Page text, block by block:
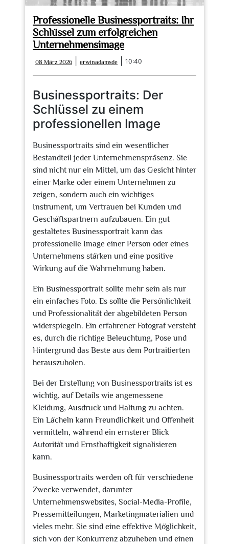
Professionelle Businessportraits: Ihr
Schlüssel zum erfolgreichen
Unternehmensimage
08 März 2026
März
2026
erwinadamsde erwinadamsde
10:40
Businessportraits: Der
Schlüssel zu einem
professionellen Image
Businessportraits sind ein wesentlicher
Bestandteil jeder Unternehmenspräsenz. Sie
sind nicht nur ein Mittel, um das Gesicht hinter
einer Marke oder einem Unternehmen zu
zeigen, sondern auch ein wichtiges
Instrument, um Vertrauen bei Kunden und
Geschäftspartnern aufzubauen. Ein gut
gestaltetes Businessportrait kann das
professionelle Image einer Person oder eines
Unternehmens stärken und eine positive
Wirkung auf die Wahrnehmung haben.
Ein Businessportrait sollte mehr sein als nur
ein einfaches Foto. Es sollte die Persönlichkeit
und Professionalität der abgebildeten Person
widerspiegeln. Ein erfahrener Fotograf versteht
es, durch die richtige Beleuchtung, Pose und
Hintergrund das Beste aus dem Portraitierten
herauszuholen.
Bei der Erstellung von Businessportraits ist es
wichtig, auf Details wie angemessene
Kleidung, Ausdruck und Haltung zu achten.
Ein Lächeln kann Freundlichkeit und Offenheit
vermitteln, während ein ernsterer Blick
Autorität und Ernsthaftigkeit signalisieren
kann.
Businessportraits werden oft für verschiedene
Zwecke verwendet, darunter
Unternehmenswebsites, Social-Media-Profile,
Pressemitteilungen, Marketingmaterialien und
vieles mehr. Sie sind eine effektive Möglichkeit,
sich von der Konkurrenz abzuheben und einen